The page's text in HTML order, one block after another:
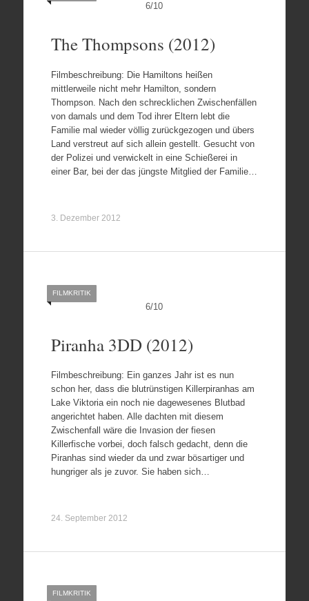
6/10
The Thompsons (2012)
Filmbeschreibung: Die Hamiltons heißen
mittlerweile nicht mehr Hamilton, sondern
Thompson. Nach den schrecklichen Zwischenfällen
von damals und dem Tod ihrer Eltern lebt die
Familie mal wieder völlig zurückgezogen und übers
Land verstreut auf sich allein gestellt. Gesucht von
der Polizei und verwickelt in eine Schießerei in
einer Bar, bei der das jüngste Mitglied der Familie…
3. Dezember 2012
6/10
FILMKRITIK
Piranha 3DD (2012)
Filmbeschreibung: Ein ganzes Jahr ist es nun
schon her, dass die blutrünstigen Killerpiranhas am
Lake Viktoria ein noch nie dagewesenes Blutbad
angerichtet haben. Alle dachten mit diesem
Zwischenfall wäre die Invasion der fiesen
Killerfische vorbei, doch falsch gedacht, denn die
Piranhas sind wieder da und zwar bösartiger und
hungriger als je zuvor. Sie haben sich…
24. September 2012
FILMKRITIK